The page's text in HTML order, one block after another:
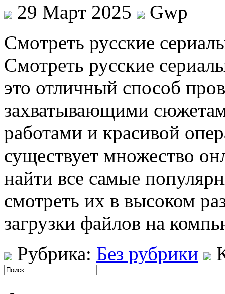
29 Март 2025
Gwp
Смoтрeть русскиe
Смотреть русские
это отличный способ
захватывающими
работами и красивой
существует множество
найти все самые
смотреть их в высоком
загрузки файлов на
Рубрика: Без рубрики